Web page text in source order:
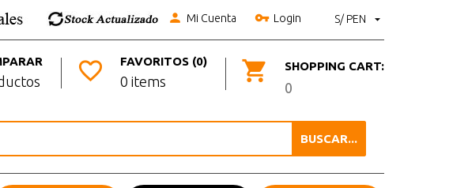
S/ PEN
Mi Cuenta Login
SHOPPING CART:
0
FAVORITOS (0)
0 items
BUSCAR...